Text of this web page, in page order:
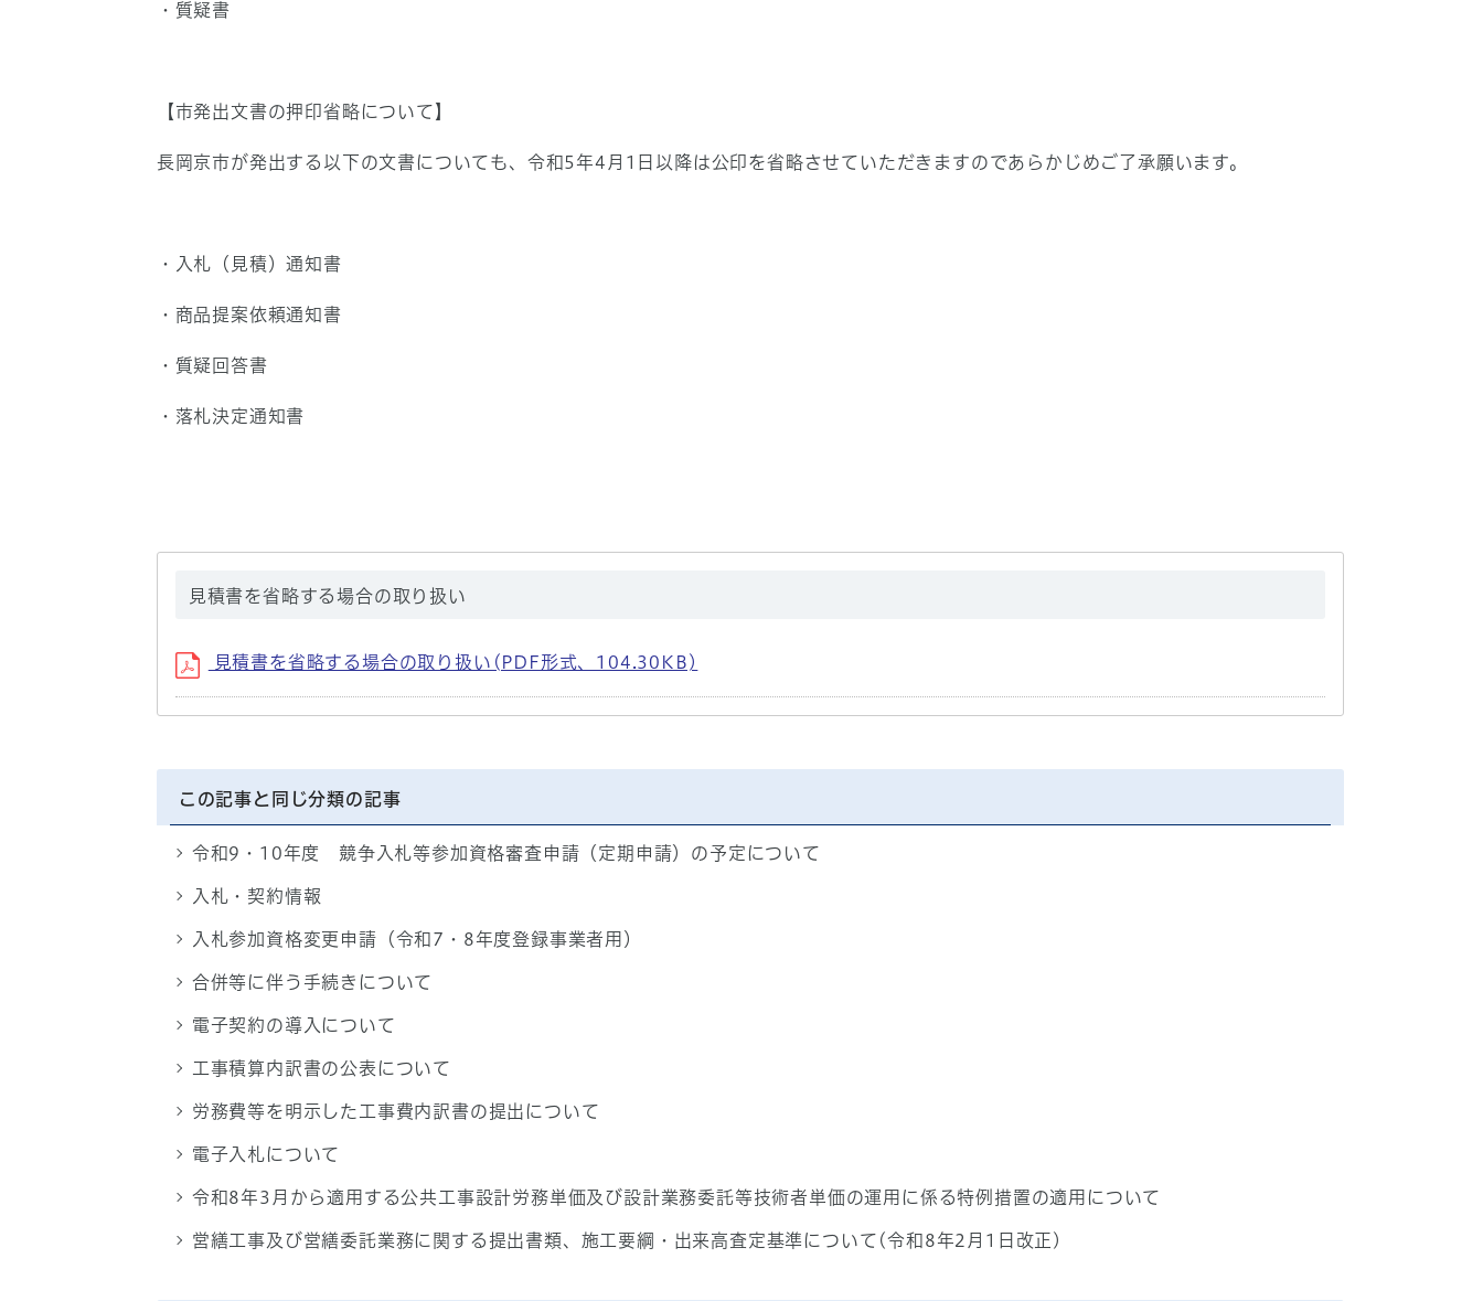
・質疑書
【市発出文書の押印省略について】
長岡京市が発出する以下の文書についても、令和5年4月1日以降は公印を省略させていただきますのであらかじめご了承願います。
・入札（見積）通知書
・商品提案依頼通知書
・質疑回答書
・落札決定通知書
見積書を省略する場合の取り扱い
見積書を省略する場合の取り扱い(PDF形式、104.30KB)
この記事と同じ分類の記事
令和9・10年度 競争入札等参加資格審査申請（定期申請）の予定について
入札・契約情報
入札参加資格変更申請（令和7・8年度登録事業者用）
合併等に伴う手続きについて
電子契約の導入について
工事積算内訳書の公表について
労務費等を明示した工事費内訳書の提出について
電子入札について
令和8年3月から適用する公共工事設計労務単価及び設計業務委託等技術者単価の運用に係る特例措置の適用について
営繕工事及び営繕委託業務に関する提出書類、施工要綱・出来高査定基準について(令和8年2月1日改正)